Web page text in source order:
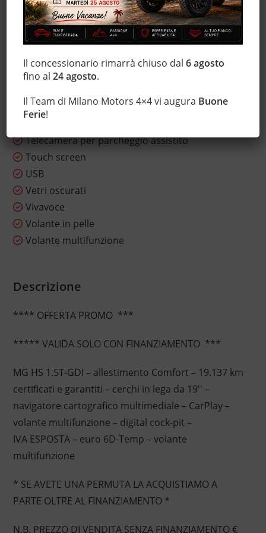
Sensore di pioggia
Sensori di parcheggio posteriori
Servosterzo
Sistema di navigazione
Sistema di visione notturna
Specchietti laterali elettrici
Telecamera per parcheggio assistito
Touch screen
USB
Vetri oscurati
Vivavoce
Volante in pelle
Volante multifunzione
Descrizione
**** OFFERTA PROMO ***
***** VALIDA SOLO CON FINANZIAMENTO ***
MG HS 1.5T-GDI – allestimento Comfort – 19.137 km
certificati e garantiti – cerchi in lega da 19'' –
navigatore cartografico multimediale – CarPlay –
volante multifunzione – digital cock-pit –
IVA ESPOSTA – euro 6D-Temp – volante
multifunzione
* SE AVETE UNA PERMUTA LA ACQUISTIAMO A
PARTE OLTRE AL FINANZIAMENTO *
N.B. PREZZO DI VENDITA SENZA FINANZIAMENTO €
Il concessionario rimarrà chiuso dal6 agosto
fino al24 agosto.
Il Team di Milano Motors 4×4 vi augura Buone
Ferie!